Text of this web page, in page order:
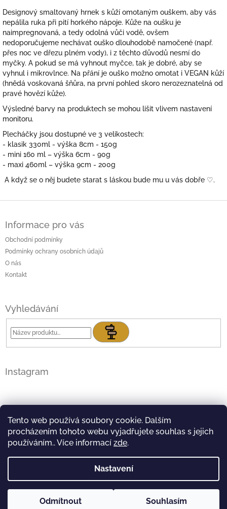
Tento web používá soubory cookie. Dalším
procházením tohoto webu vyjadřujete souhlas s jejich
používáním.. Více informací zde.
Nastavení
Odmítnout Souhlasím
Designový smaltovaný hrnek s kůží omotaným ouškem, aby vás
nepálila ruka při pití horkého nápoje. Kůže na oušku je
naimpregnovaná, a tedy odolná vůči vodě, ovšem
nedoporučujeme nechávat ouško dlouhodobě namočené (např.
přes noc ve dřezu plném vody), i z těchto důvodů nesmí do
myčky. A pokud se má vyhnout myčce, tak je dobré, aby se
vyhnul i mikrovlnce. Na přání je ouško možno omotat i VEGAN kůží
(hnědá voskovaná šňůra, na první pohled skoro nerozeznatelná od
pravé hovězí kůže).
Výsledné barvy na produktech se mohou lišit vlivem nastavení
monitoru.
Plecháčky jsou dostupné ve 3 velikostech:
- klasik 330ml - výška 8cm - 150g
- mini 160 ml – výška 6cm - 90g
- maxi 460ml – výška 9cm - 200g
A když se o něj budete starat s láskou bude mu u vás dobře ♡.
Informace pro vás
Obchodní podmínky
Podmínky ochrany osobních údajů
O nás
Kontakt
Vyhledávání
Hledat
Instagram
Sledovat na Instagramu
Vytvořil Shoptet Copyright 2026 Dobrodružný hrnek. Všechna práva